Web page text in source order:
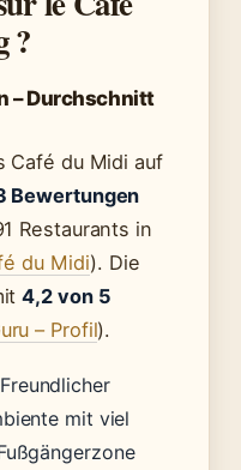
?
– Durchschnitt
Café du Midi auf
Bewertungen
Restaurants in
du Midi). Die
4,2 von 5
– Profil).
Freundlicher
mit viel